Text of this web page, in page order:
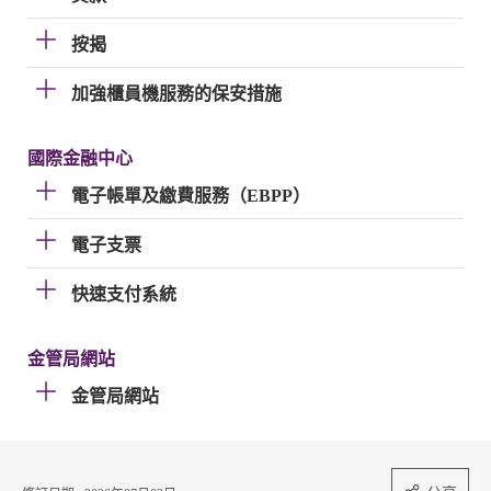
按揭
加強櫃員機服務的保安措施
國際金融中心
電子帳單及繳費服務（EBPP）
電子支票
快速支付系統
金管局網站
金管局網站